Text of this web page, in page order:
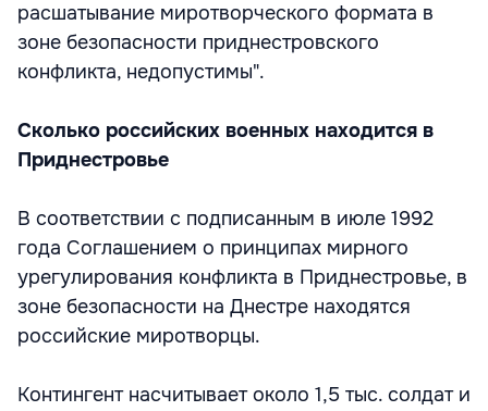
расшатывание миротворческого формата в
зоне безопасности приднестровского
конфликта, недопустимы".
Сколько российских военных находится в
Приднестровье
В соответствии с подписанным в июле 1992
года Соглашением о принципах мирного
урегулирования конфликта в Приднестровье, в
зоне безопасности на Днестре находятся
российские миротворцы.
Контингент насчитывает около 1,5 тыс. солдат и